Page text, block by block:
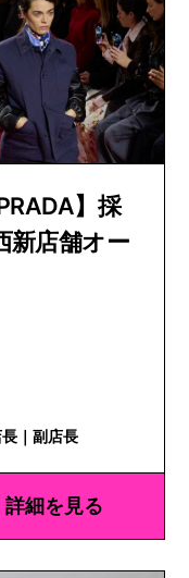
】採
新店舗オー
｜副店長
詳細を見る